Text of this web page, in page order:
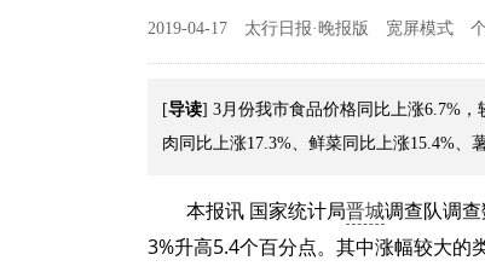
2019-04-17 太行日报·晚报版 宽屏模式
[导读] 3月份我市食品价格同比上涨6.7%
肉同比上涨17.3%、鲜菜同比上涨15.4%、
本报讯 国家统计局晋城调查队调
3%升高5.4个百分点。其中涨幅较大的